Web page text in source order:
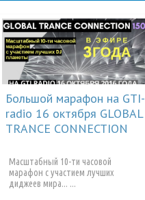
🤬 👎
0
🤬 👎
Большой марафон на GTI-
radio 16 октября GLOBAL
TRANCE CONNECTION
Масштабный 10-ти часовой
марафон с участием лучших
диджеев мира... ...